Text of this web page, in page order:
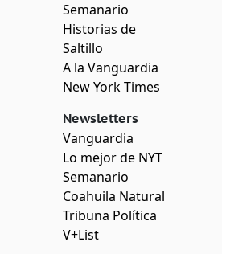
Semanario
Historias de
Saltillo
A la Vanguardia
New York Times
Newsletters
Vanguardia
Lo mejor de NYT
Semanario
Coahuila Natural
Tribuna Política
V+List